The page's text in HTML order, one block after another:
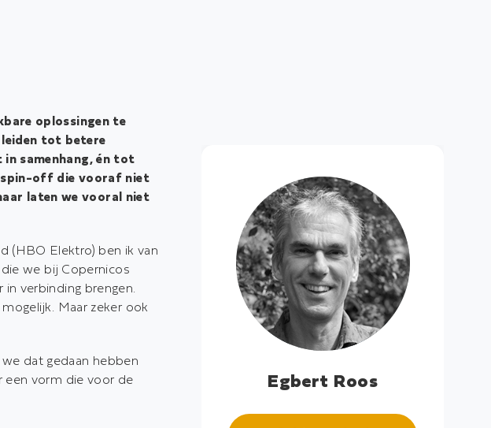
oplossingen te
leiden tot betere
samenhang, én tot
spin-off die vooraf niet
laten we vooral niet
(HBO Elektro) ben ik van
we bij Copernicos
verbinding brengen.
Maar zeker ook
dat gedaan hebben
een vorm die voor de
Egbert Roos